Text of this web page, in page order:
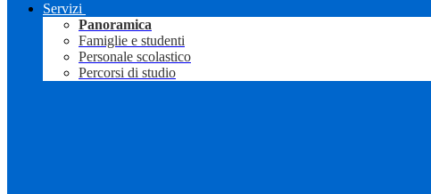
Servizi
Panoramica
Famiglie e studenti
Personale scolastico
Percorsi di studio